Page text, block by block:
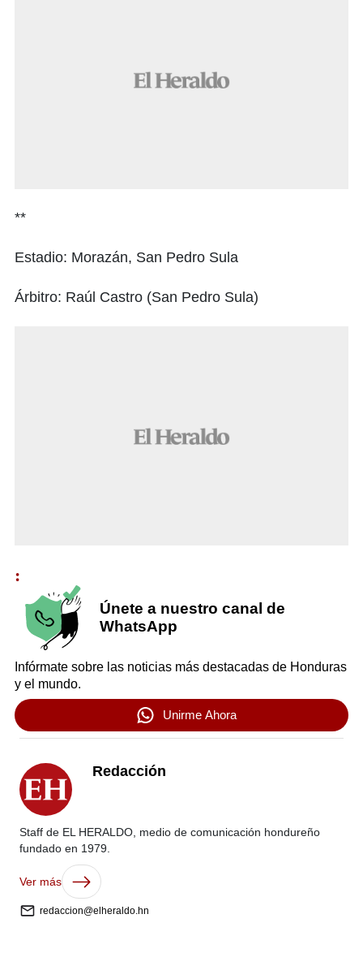
**
Estadio: Morazán, San Pedro Sula
Árbitro: Raúl Castro (San Pedro Sula)
:
Únete a nuestro canal de
WhatsApp
Infórmate sobre las noticias más destacadas de Honduras
y el mundo.
Unirme Ahora
Redacción
Staff de EL HERALDO, medio de comunicación hondureño
fundado en 1979.
Ver más
redaccion@elheraldo.hn